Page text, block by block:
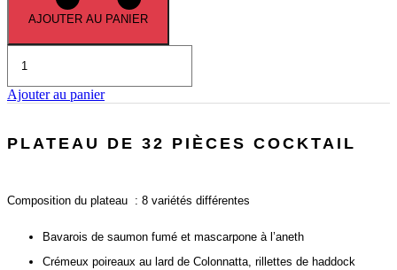
AJOUTER AU PANIER
Plateau
de
cocktail
Ajouter au panier
PLATEAU DE 32 PIÈCES COCKTAIL
Composition du plateau : 8 variétés différentes
Bavarois de saumon fumé et mascarpone à l’aneth
Crémeux poireaux au lard de Colonnatta, rillettes de haddock